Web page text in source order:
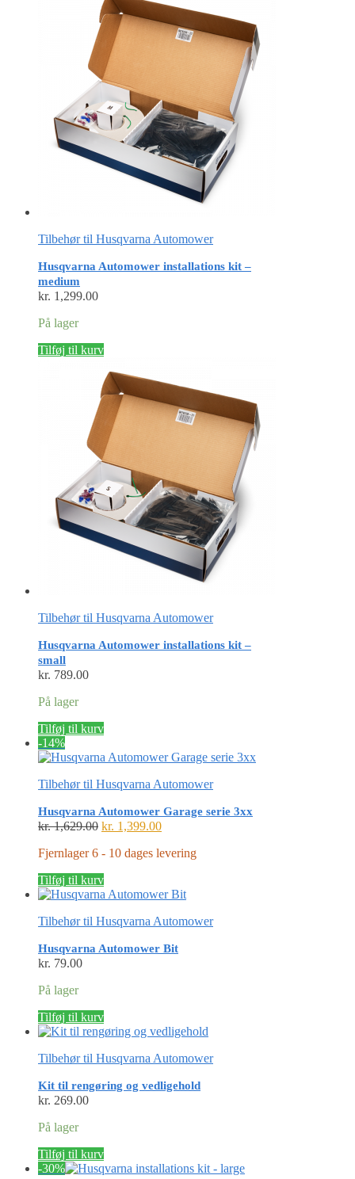
Tilbehør til Husqvarna Automower
Husqvarna Automower installations kit –
medium
kr. 1,299.00
På lager
Tilføj til kurv
Tilbehør til Husqvarna Automower
Husqvarna Automower installations kit –
small
kr. 789.00
På lager
Tilføj til kurv
-14%
Tilbehør til Husqvarna Automower
Husqvarna Automower Garage serie 3xx
kr.1,629.00 Den
pris
kr. 1,629.00.
kr. 1,399.00Den
pris
Fjernlager 6 - 10 dages levering
Tilføj til kurv
Tilbehør til Husqvarna Automower
Husqvarna Automower Bit
kr. 79.00
På lager
Tilføj til kurv
Tilbehør til Husqvarna Automower
Kit til rengøring og vedligehold
kr. 269.00
På lager
Tilføj til kurv
-30%